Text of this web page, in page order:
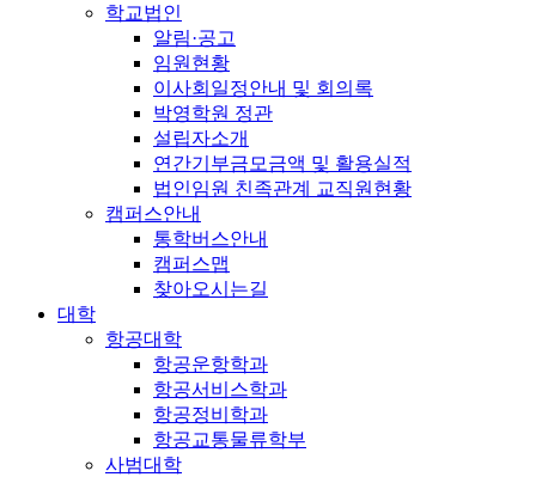
학교법인
알림·공고
임원현황
이사회일정안내 및 회의록
박영학원 정관
설립자소개
연간기부금모금액 및 활용실적
법인임원 친족관계 교직원현황
캠퍼스안내
통학버스안내
캠퍼스맵
찾아오시는길
대학
항공대학
항공운항학과
항공서비스학과
항공정비학과
항공교통물류학부
사범대학